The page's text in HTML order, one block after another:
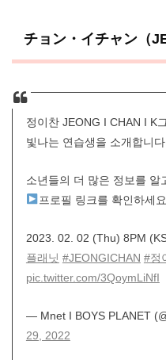
チョン・イチャン（
정이찬 JEONG I CHAN I K
빛나는 연습생을 소개합니다
소년들의 더 많은 정보를 알
프로필 링크를 확인하세
2023. 02. 02 (Thu) 8PM
플래닛 #JEONGICHAN #정
pic.twitter.com/3QoymLiNfI
— Mnet I BOYS PLANET
29, 2022